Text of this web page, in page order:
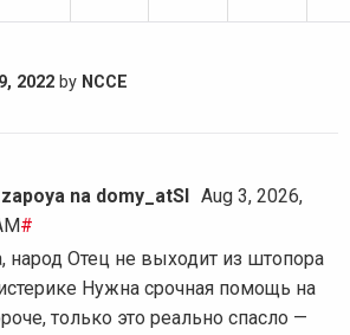
2022 by NCCE
na domy_atSl
Aug 3, 2026,
#
народ Отец не выходит из штопора
Нужна срочная помощь на
только это реально спасло —